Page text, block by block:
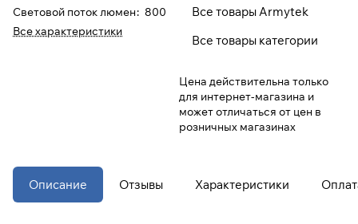
Световой поток люмен: 800
Все характеристики
Все товары Armytek
Все товары категории
Цена действительна только
для интернет-магазина и
может отличаться от цен в
розничных магазинах
Описание Отзывы Характеристики
выберите метод оплатыПЛАЙТ
Оплачивайте сегодня только25%
картой любого банка
выбранный способом